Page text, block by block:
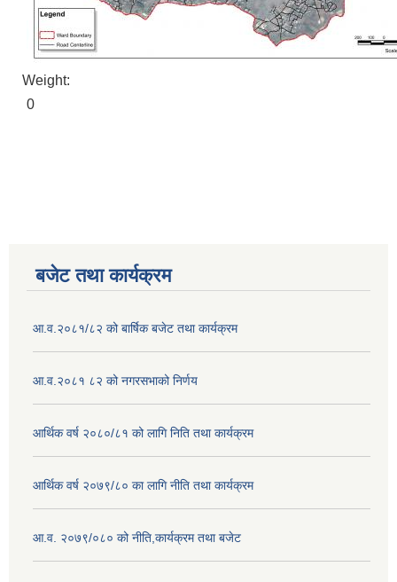
Weight:
0
बजेट तथा कार्यक्रम
आ.व.२०८१/८२ को बार्षिक बजेट तथा कार्यक्रम
आ.व.२०८१ ८२ को नगरसभाको निर्णय
आर्थिक वर्ष २०८०/८१ को लागि निति तथा कार्यक्रम
आर्थिक वर्ष २०७९/८० का लागि नीति तथा कार्यक्रम
आ.व. २०७९/०८० को नीति,कार्यक्रम तथा बजेट